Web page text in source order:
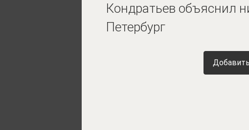
Кондратьев объяснил
Петербург